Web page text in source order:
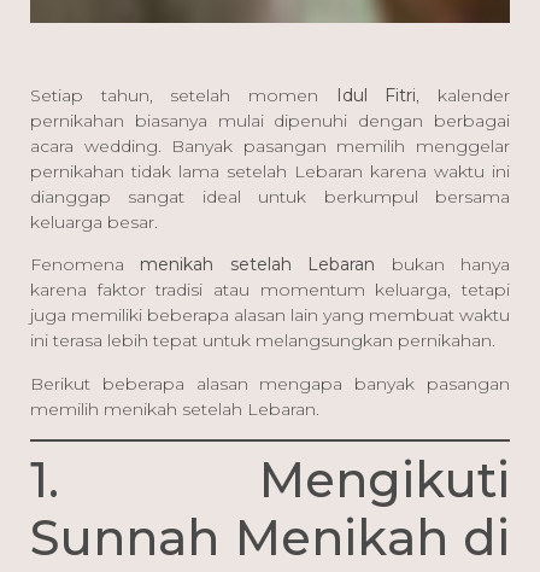
Setiap tahun, setelah momen Idul Fitri, kalender
pernikahan biasanya mulai dipenuhi dengan berbagai
acara wedding. Banyak pasangan memilih menggelar
pernikahan tidak lama setelah Lebaran karena waktu ini
dianggap sangat ideal untuk berkumpul bersama
keluarga besar.
Fenomena menikah setelah Lebaran bukan hanya
karena faktor tradisi atau momentum keluarga, tetapi
juga memiliki beberapa alasan lain yang membuat waktu
ini terasa lebih tepat untuk melangsungkan pernikahan.
Berikut beberapa alasan mengapa banyak pasangan
memilih menikah setelah Lebaran.
1. Mengikuti
Sunnah Menikah di